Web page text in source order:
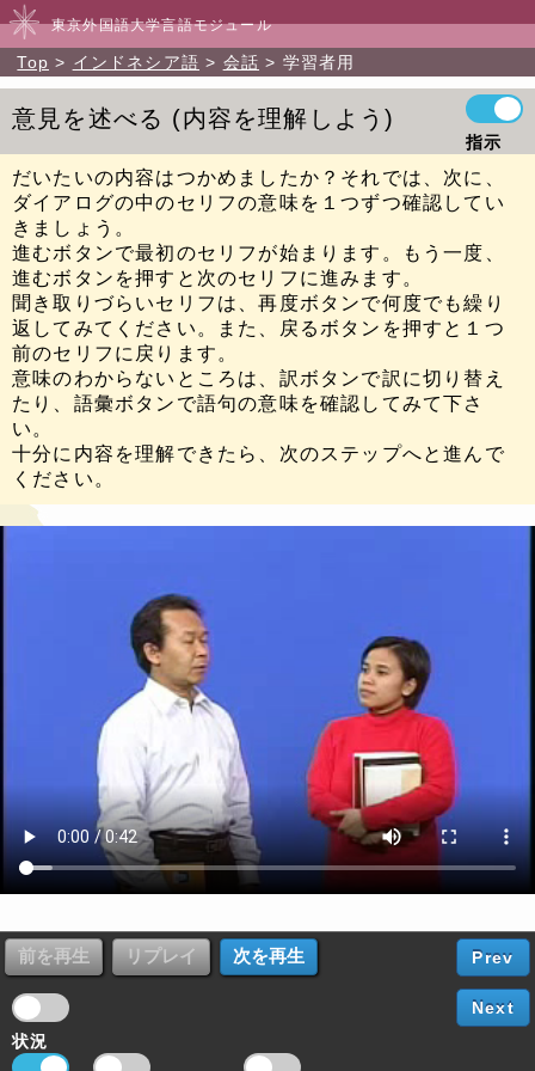
東京外国語大学言語モジュール
Top インドネシア語 会話 学習者用
意見を述べる 内容を理解しよう
指示
だいたいの内容はつかめましたか？それでは、次に、
ダイアログの中のセリフの意味を１つずつ確認してい
きましょう。
進むボタンで最初のセリフが始まります。もう一度、
進むボタンを押すと次のセリフに進みます。
聞き取りづらいセリフは、再度ボタンで何度でも繰り
返してみてください。また、戻るボタンを押すと１つ
前のセリフに戻ります。
意味のわからないところは、訳ボタンで訳に切り替え
たり、語彙ボタンで語句の意味を確認してみて下さ
い。
十分に内容を理解できたら、次のステップへと進んで
ください。
状況
Prev
Next